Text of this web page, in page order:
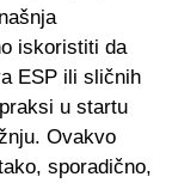
iskoristiti da
ESP ili sličnih
u startu
Ovakvo
sporadično,